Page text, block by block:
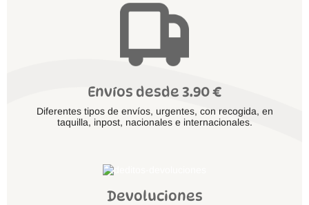
Envíos desde 3.90 €
Diferentes tipos de envíos, urgentes, con recogida, en
taquilla, inpost, nacionales e internacionales.
Devoluciones